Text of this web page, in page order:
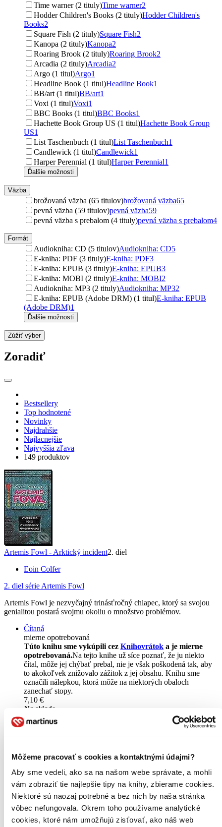
Môžeme pracovať s cookies a kontaktnými údajmi?
Aby sme vedeli, ako sa na našom webe správate, a mohli
vám zobraziť tie najlepšie tipy na knihy, zbierame cookies.
Niektoré sú naozaj potrebné a bez nich by naša stránka
vôbec nefungovala. Okrem toho používame analytické
cookies, ktoré nám umožňujú zisťovať, ako náš web
Time warner (2 tituly)Time warner2
Hodder Children's Books (2 tituly)Hodder Children's
Books2
Square Fish (2 tituly)Square Fish2
Kanopa (2 tituly)Kanopa2
Roaring Brook (2 tituly)Roaring Brook2
Arcadia (2 tituly)Arcadia2
Argo (1 titul)Argo1
Headline Book (1 titul)Headline Book1
BB/art (1 titul)BB/art1
Voxi (1 titul)Voxi1
BBC Books (1 titul)BBC Books1
Hachette Book Group US (1 titul)Hachette Book Group
US1
List Taschenbuch (1 titul)List Taschenbuch1
Candlewick (1 titul)Candlewick1
Harper Perennial (1 titul)Harper Perennial1
Ďalšie možnosti
Väzba
brožovaná väzba (65 titulov)brožovaná väzba65
pevná väzba (59 titulov)pevná väzba59
pevná väzba s prebalom (4 tituly)pevná väzba s prebalom4
Formát
Audiokniha: CD (5 titulov)Audiokniha: CD5
E-kniha: PDF (3 tituly)E-kniha: PDF3
E-kniha: EPUB (3 tituly)E-kniha: EPUB3
E-kniha: MOBI (2 tituly)E-kniha: MOBI2
Audiokniha: MP3 (2 tituly)Audiokniha: MP32
E-kniha: EPUB (Adobe DRM) (1 titul)E-kniha: EPUB
(Adobe DRM)1
Ďalšie možnosti
Zúžiť výber
Zoradiť
Bestsellery
Top hodnotené
Novinky
Najdrahšie
Najlacnejšie
Najvyššia zľava
149 produktov
Artemis Fowl - Arktický incident2. diel
Eoin Colfer
2. diel série Artemis Fowl
Artemis Fowl je nezvyčajný trinásťročný chlapec, ktorý sa svojou
genialitou postará svojmu okoliu o množstvo problémov.
Čítaná
mierne opotrebovaná
Túto knihu sme vykúpili cez Knihovrátok a je mierne
opotrebovaná.Na tejto knihe už síce poznať, že ju niekto
čítal, môže jej chýbať prebal, nie je však poškodená tak, aby
to akokoľvek znižovalo zážitok z jej obsahu. Knihu sme
označili nálepkou, ktorá môže na niektorých obaloch
zanechať stopy.
7,10 €
Na sklade
Táto kniha sa môže na cestu ku vám vybrať prakticky
okamžite! Ak si ju objednáte do 13:00 v pracovný deň,
odošleme vám ju ešte dnes, inak najneskôr nasledujúci
Vložiť do košíka
pevná väzba
Vypredané
Ach, mrzí nás to, z tejto knihy sa už predali všetky výtlačky a
nemáme ju na sklade my ani vydavateľ :( Teoreticky však
môžete mať šťastie v niektorých iných obchodoch, ktoré ešte
nepredali posledné kusy.
Pridať do zoznamu